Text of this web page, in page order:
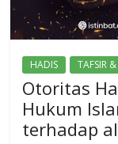
HADIS TAFSIR
Otoritas
Hukum
terhadap